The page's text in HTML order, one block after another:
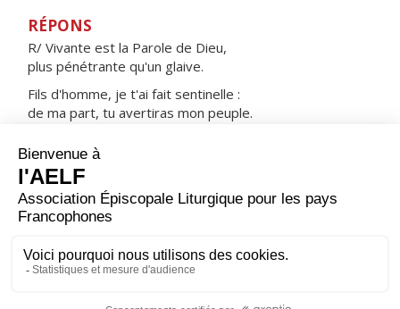
RÉPONS
R/ Vivante est la Parole de Dieu,
plus pénétrante qu'un glaive.
Fils d'homme, je t'ai fait sentinelle :
de ma part, tu avertiras mon peuple.
qu'ils écoutent ou qu'ils n'écoutent pas.
ORAISON
Dieu qui as donné à saint Jérôme de goûter la sainte
soit davantage nourri de ta Parole et trouve en elle une
source de vie.